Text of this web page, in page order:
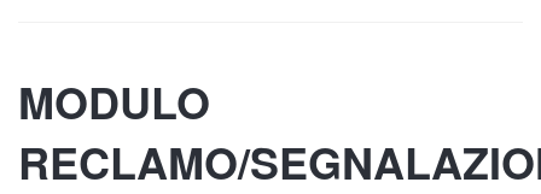
MODULO
RECLAMO/